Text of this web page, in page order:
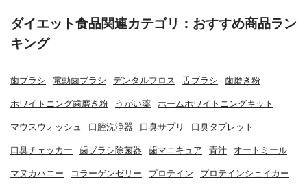
ダイエット食品関連カテゴリ：おすすめ商品ラン
キング
歯ブラシ 電動歯ブラシ デンタルフロス 舌ブラシ 歯磨き粉
ホワイトニング歯磨き粉 うがい薬 ホームホワイトニングキット
マウスウォッシュ 口腔洗浄器 口臭サプリ 口臭タブレット
口臭チェッカー 歯ブラシ除菌器 歯マニキュア 青汁 オートミール
マヌカハニー コラーゲンゼリー プロテイン プロテインシェイカー